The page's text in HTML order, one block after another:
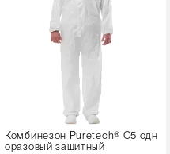
Комбинезон Puretech® C5 одн
оразовый защитный